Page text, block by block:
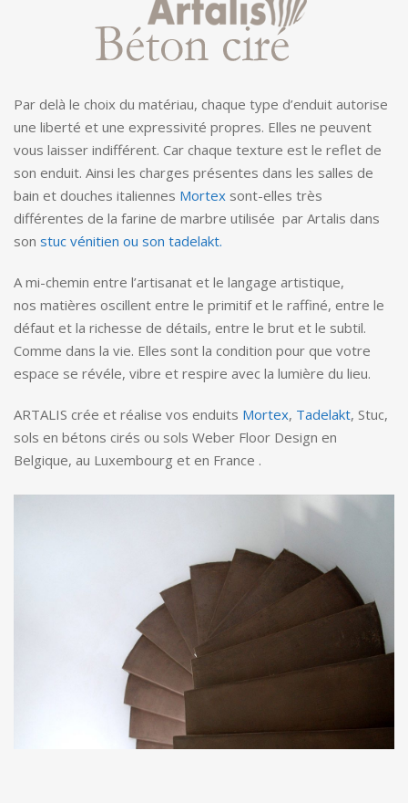
Par delà le choix du matériau, chaque type d’enduit autorise
une liberté et une expressivité propres. Elles ne peuvent
vous laisser indifférent. Car chaque texture est le reflet de
son enduit. Ainsi les charges présentes dans les salles de
bain et douches italiennes Mortex sont-elles très
différentes de la farine de marbre utilisée par Artalis dans
son stuc vénitien ou son tadelakt.
A mi-chemin entre l’artisanat et le langage artistique,
nos matières oscillent entre le primitif et le raffiné, entre le
défaut et la richesse de détails, entre le brut et le subtil.
Comme dans la vie. Elles sont la condition pour que votre
espace se révéle, vibre et respire avec la lumière du lieu.
ARTALIS crée et réalise vos enduits Mortex, Tadelakt, Stuc,
sols en bétons cirés ou sols Weber Floor Design en
Belgique, au Luxembourg et en France .